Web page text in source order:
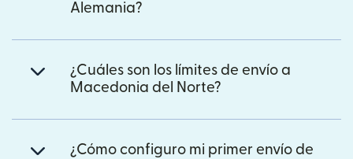
Alemania?
¿Cuáles son los límites de envío a
Macedonia del Norte?
¿Cómo configuro mi primer envío de